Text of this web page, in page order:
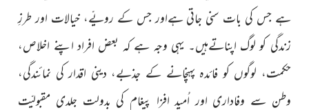
ہے جس کی بات سنی جاتی ہےاور جس کے رویّے، خیالات اور طرزِ
زندگی کو لوگ اپناتےہیں۔ یہی وجہ ہے کہ بعض افراد اپنے اخلاص،
حکمت، لوگوں کو فائدہ پہنچانے کے جذبے، دینی اقدار کی نمائندگی،
وطن سے وفاداری اور اُمید افزا پیغام کی بدولت جلدی مقبولیّت